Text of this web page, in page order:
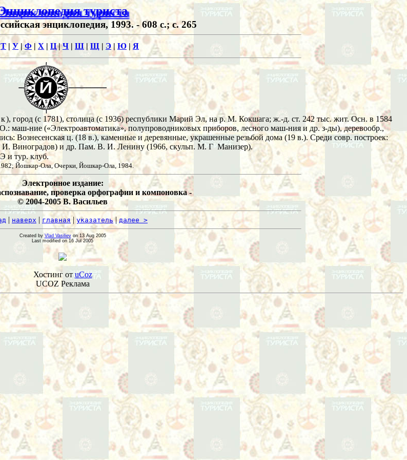
туриста
энциклопедия, 1993. - 608 с.; с. 265
Т| У |Ф | Х | Ц|Ч | Ш | Щ | Э| Ю | Я
), город (с 1781), столица (с 1936) республики Марий Эл, на р. М. Кокшага; ж.-д. ст. 242 тыс. жит. Осн. в 1584
маш-ние («Электроавтоматика», полупроводниковых приборов, лесного маш-ния и др. з-ды), деревообр.,
Вознесенская ц. (18 в.), каменные и деревянные, украшенные резьбой дома (19 в.). Среди совр. построек:
И. Виноградов) и др. Пам. В. И. Ленину (1966, скульп. М. Г Манизер).
и тур. клуб.
Йошкар-Ола, Очерки, Йошкар-Ола, 1984.
Электронное издание:
проверка орфографии и компоновка -
© 2004-2005 В. Васильев
| наверх | главная | указатель| далее >
Created by Vlad Vasilievon 13 Aug 2005
Last modified on 16 Jul 2005
Хостинг отuCoz
UCOZ Реклама